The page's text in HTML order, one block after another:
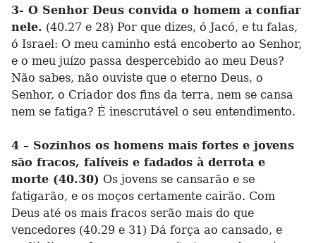
3- O Senhor Deus convida o homem a confiar
nele. (40.27 e 28) Por que dizes, ó Jacó, e tu falas,
ó Israel: O meu caminho está encoberto ao Senhor,
e o meu juízo passa despercebido ao meu Deus?
Não sabes, não ouviste que o eterno Deus, o
Senhor, o Criador dos fins da terra, nem se cansa
nem se fatiga? É inescrutável o seu entendimento.
4 – Sozinhos os homens mais fortes e jovens
são fracos, falíveis e fadados à derrota e
morte (40.30) Os jovens se cansarão e se
fatigarão, e os moços certamente cairão. Com
Deus até os mais fracos serão mais do que
vencedores (40.29 e 31) Dá força ao cansado, e